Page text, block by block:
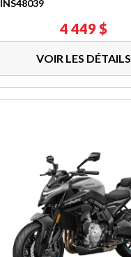
INS48039
4 449 $
VOIR LES DÉTAILS